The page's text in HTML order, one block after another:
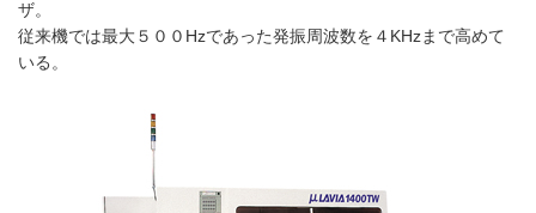
ザ。
従来機では最大５００Hzであった発振周波数を４KHzまで高めて
いる。